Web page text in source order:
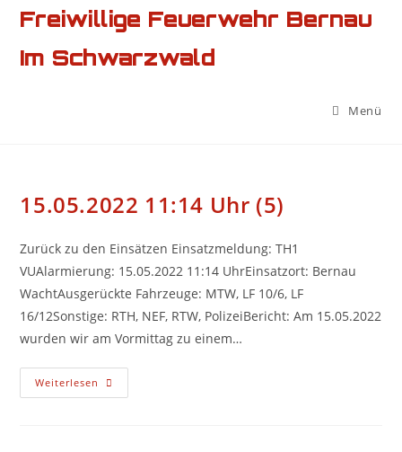
Zum
Inhalt
springen
Freiwillige Feuerwehr Bernau
Im Schwarzwald
Menü
15.05.2022 11:14 Uhr (5)
Zurück zu den Einsätzen Einsatzmeldung: TH1
VUAlarmierung: 15.05.2022 11:14 UhrEinsatzort: Bernau
WachtAusgerückte Fahrzeuge: MTW, LF 10/6, LF
16/12Sonstige: RTH, NEF, RTW, PolizeiBericht: Am 15.05.2022
wurden wir am Vormittag zu einem…
Weiterlesen 15.05.2022
11:14